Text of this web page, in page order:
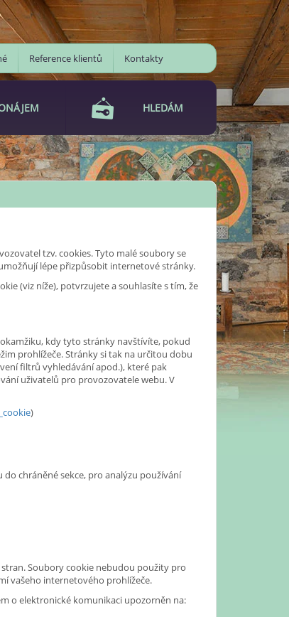
Reference klientů Kontakty
HLEDÁM
tzv. cookies. Tyto malé soubory se
lépe přizpůsobit internetové stránky.
(viz níže), potvrzujete a souhlasíte s tím, že
kdy tyto stránky navštívíte, pokud
prohlížeče. Stránky si tak na určitou dobu
filtrů vyhledávání apod.), které pak
uživatelů pro provozovatele webu. V
)
chráněné sekce, pro analýzu používání
Soubory cookie nebudou použity pro
vašeho internetového prohlížeče.
o elektronické komunikaci upozorněn na: